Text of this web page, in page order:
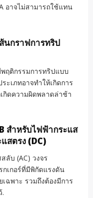
อาจไม่สามารถใช้แทน
นกราฟการทริป
ฤติกรรมการทริปแบบ
ะเภทอาจทำให้เกิดการ
กิดความผิดพลาดล่าช้า
สำหรับไฟฟ้ากระแส
สตรง (DC)
บ (AC) วงจร
กเกอร์ที่มีพิกัดแรงดัน
ฉพาะ รวมถึงต้องมีการ
.